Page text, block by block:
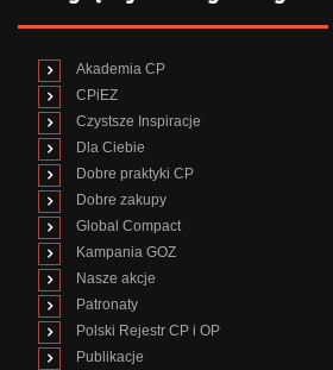
Akademia CP
CPiEZ
Czystsze Inspiracje
Dla Ciebie
Dobre praktyki CP
Dobre zakupy
Global Compact
Kampania GOZ
Nasze akcje
Patronaty
Polski Rejestr CP i OP
Publikacje